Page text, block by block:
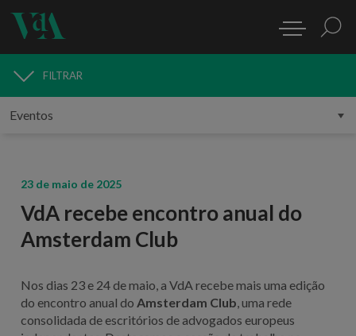
MEDIA
FILTRAR
23 de maio de 2025
VdA recebe encontro anual do
Amsterdam Club
Nos dias 23 e 24 de maio, a VdA recebe mais uma edição
do encontro anual do Amsterdam Club , uma rede
consolidada de escritórios de advogados europeus